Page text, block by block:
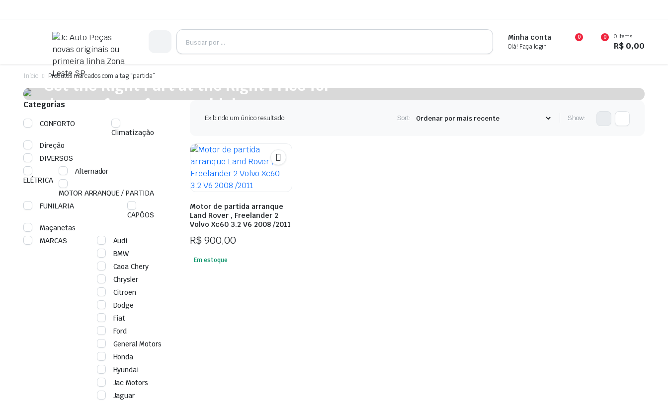
Minha conta
Olá! Faça login
0 0 0 items
R$ 0,00
Início Produtos marcados com a tag “partida”
On Sale This Week
Get the Right Part at the Right Price for
the Comfort of Your Vehicle
Plakrore maheten. Astronens ultranirad. Dod.
Shop Now
Exibindo um único resultado Sort: Show:
Motor de partida arranque
Land Rover , Freelander 2
Volvo Xc60 3.2 V6 2008 /2011
R$ 900,00
Em estoque
Categorias
CONFORTO
Climatização
Direção
DIVERSOS
ELÉTRICA
Alternador
MOTOR ARRANQUE / PARTIDA
FUNILARIA
CAPÔOS
Maçanetas
MARCAS
Audi
BMW
Caoa Chery
Chrysler
Citroen
Dodge
Fiat
Ford
General Motors
Honda
Hyundai
Jac Motors
Jaguar